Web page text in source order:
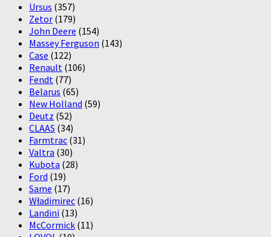
Ursus (357)
Zetor (179)
John Deere (154)
Massey Ferguson (143)
Case (122)
Renault (106)
Fendt (77)
Belarus (65)
New Holland (59)
Deutz (52)
CLAAS (34)
Farmtrac (31)
Valtra (30)
Kubota (28)
Ford (19)
Same (17)
Władimirec (16)
Landini (13)
McCormick (11)